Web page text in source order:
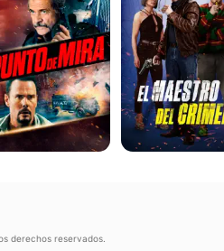
crimen
derechos reservados.